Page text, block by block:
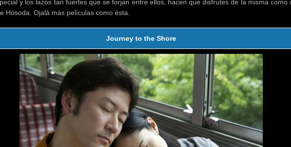
y los lazos tan fuertes que se forjan entre ellos, hacen que disfrutes de la misma como
Hosoda. Ojalá más películas como ésta.
Journey to the Shore